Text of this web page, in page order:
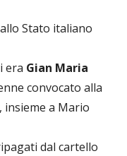
Stato italiano
era Gian Maria
convocato alla
insieme a Mario
dal cartello